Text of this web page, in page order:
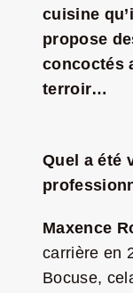
cuisine
propose
concoctés
terroir…
Quel a été
Maxence
carrière en
Bocuse,